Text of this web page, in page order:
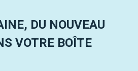
DU NOUVEAU
VOTRE BOÎTE